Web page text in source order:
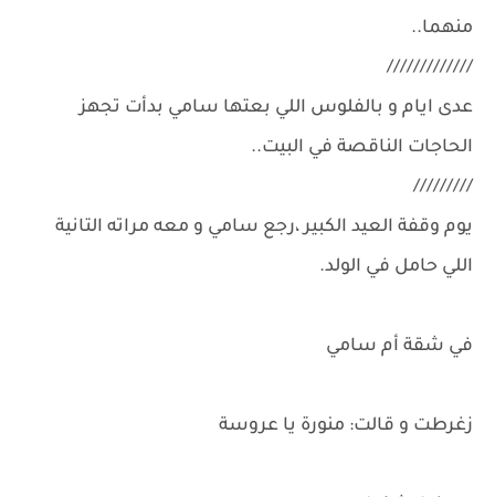
منهما..
/////////////
عدى ايام و بالفلوس اللي بعتها سامي بدأت تجهز
الحاجات الناقصة في البيت..
/////////
يوم وقفة العيد الكبير ،رجع سامي و معه مراته التانية
اللي حامل في الولد.
في شقة أم سامي
زغرطت و قالت: منورة يا عروسة